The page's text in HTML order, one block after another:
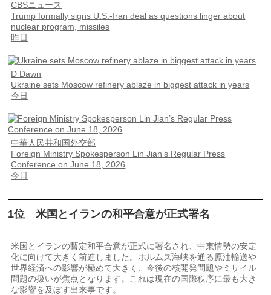
CBSニュース
Trump formally signs U.S.-Iran deal as questions linger about
nuclear program, missiles
昨日
D Dawn
Ukraine sets Moscow refinery ablaze in biggest attack in years
今日
中華人民共和国外交部
Foreign Ministry Spokesperson Lin Jian’s Regular Press
Conference on June 18, 2026
今日
1位 米国とイランの和平合意が正式署名
米国とイランの暫定和平合意が正式に署名され、中東情勢の安定
化に向けて大きく前進しました。ホルムズ海峡を通る原油輸送や
世界経済への影響が極めて大きく、今後の核開発問題やミサイル
問題の扱いが焦点となります。これは現在の国際秩序に最も大き
な影響を及ぼす出来事です。